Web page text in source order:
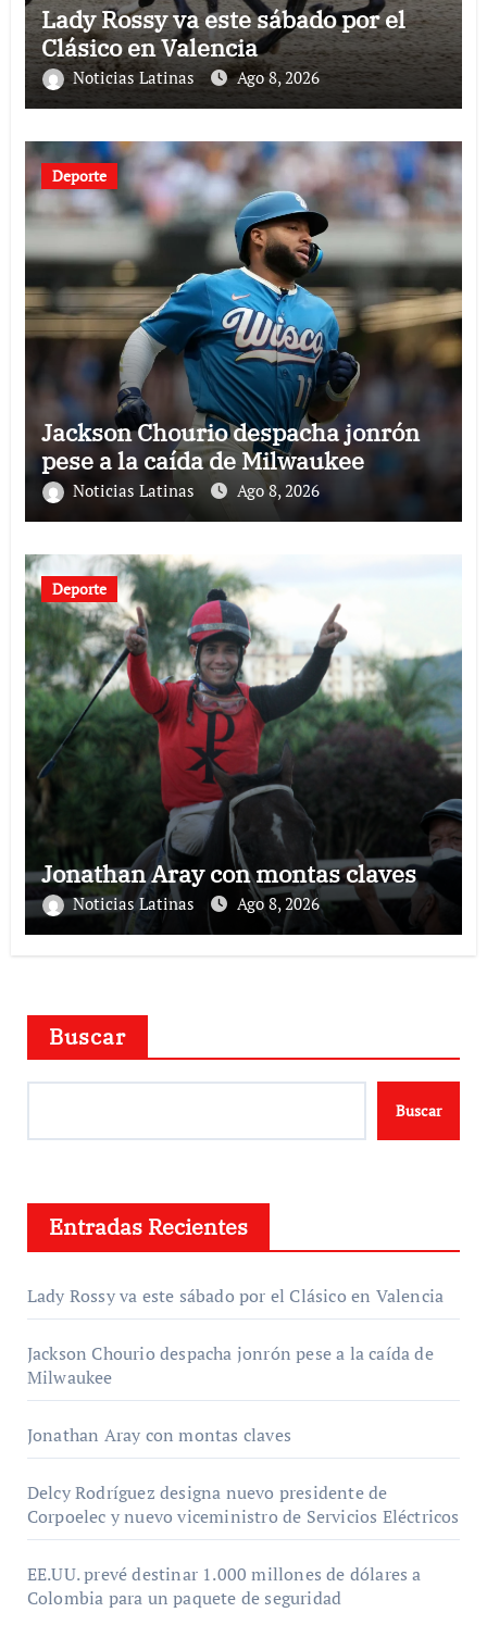
Lady Rossy va este sábado por el
Clásico en Valencia
Noticias Latinas Ago 8, 2026
Deporte
Jackson Chourio despacha jonrón
pese a la caída de Milwaukee
Noticias Latinas Ago 8, 2026
Deporte
Jonathan Aray con montas claves
Noticias Latinas Ago 8, 2026
Buscar
Buscar
Entradas Recientes
Lady Rossy va este sábado por el Clásico en Valencia
Jackson Chourio despacha jonrón pese a la caída de
Milwaukee
Jonathan Aray con montas claves
Delcy Rodríguez designa nuevo presidente de
Corpoelec y nuevo viceministro de Servicios Eléctricos
EE.UU. prevé destinar 1.000 millones de dólares a
Colombia para un paquete de seguridad